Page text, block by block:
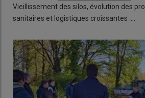
Vieillissement des silos, évolution des
sanitaires et logistiques croissantes :…